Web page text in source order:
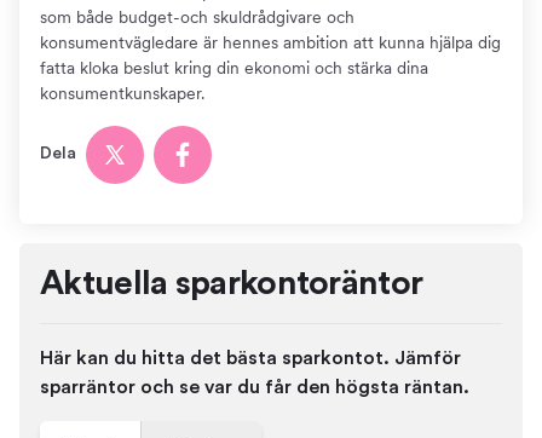
som både budget-och skuldrådgivare och
konsumentvägledare är hennes ambition att kunna hjälpa dig
fatta kloka beslut kring din ekonomi och stärka dina
konsumentkunskaper.
Dela
Aktuella sparkontoräntor
Här kan du hitta det bästa sparkontot. Jämför
sparräntor och se var du får den högsta räntan.